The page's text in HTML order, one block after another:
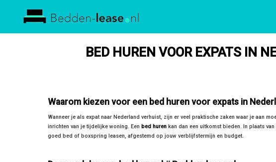
Bedden
BED HUREN VOOR EXPATS IN
Waarom kiezen voor een bed huren voor expats in
Wanneer je als expat naar Nederland verhuist, zijn er veel praktische zaken waar je aan
inrichten van je tijdelijke woning. Een bed huren kan dan een uitkomst bieden. In plaats
goed bed of boxspring leasen, afgestemd op jouw verblijfstermijn en budget.